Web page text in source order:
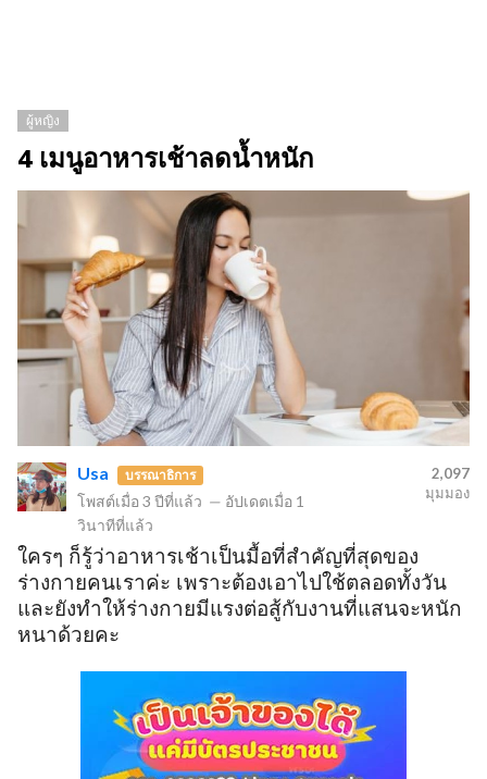
ผู้หญิง
4 เมนูอาหารเช้าลดน้ำหนัก
Usa บรรณาธิการ
โพสต์เมื่อ 3 ปีที่แล้ว — อัปเดตเมื่อ 1
วินาทีที่แล้ว
2,097
มุมมอง
ใครๆ ก็รู้ว่าอาหารเช้าเป็นมื้อที่สำคัญที่สุดของ
ร่างกายคนเราค่ะ เพราะต้องเอาไปใช้ตลอดทั้งวัน
และยังทำให้ร่างกายมีแรงต่อสู้กับงานที่แสนจะหนัก
หนาด้วยคะ